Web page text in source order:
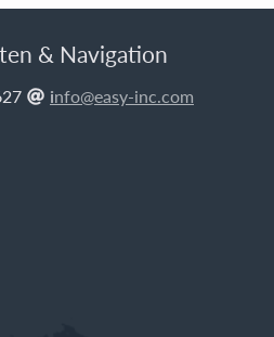
& Navigation
 info@easy-inc.com